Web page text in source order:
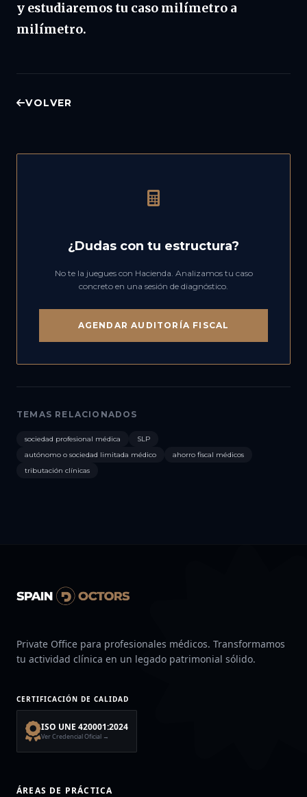
y estudiaremos tu caso milímetro a
milímetro.
VOLVER
¿Dudas con tu estructura?
No te la juegues con Hacienda. Analizamos tu caso
concreto en una sesión de diagnóstico.
AGENDAR AUDITORÍA FISCAL
TEMAS RELACIONADOS
sociedad profesional médica
SLP
autónomo o sociedad limitada médico
ahorro fiscal médicos
tributación clínicas
Private Office para profesionales médicos. Transformamos
tu actividad clínica en un legado patrimonial sólido.
CERTIFICACIÓN DE CALIDAD
ISO UNE 420001:2024
Ver Credencial Oficial →
ÁREAS DE PRÁCTICA